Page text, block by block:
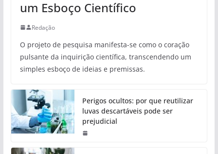
um Esboço Científico
Redação
O projeto de pesquisa manifesta-se como o coração
pulsante da inquirição científica, transcendendo um
simples esboço de ideias e premissas.
Perigos ocultos: por que reutilizar
luvas descartáveis pode ser
prejudicial